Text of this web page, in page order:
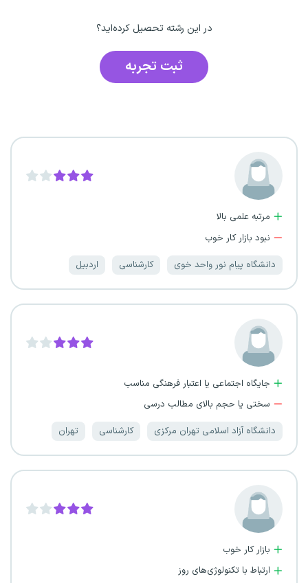
در این رشته تحصیل کرده‌اید؟
ثبت تجربه
مرتبه علمی بالا
نبود بازار کار خوب
دانشگاه پیام نور واحد خوی
کارشناسی اردبیل
جایگاه اجتماعی یا اعتبار فرهنگی مناسب
سختی یا حجم بالای مطالب درسی
دانشگاه آزاد اسلامی تهران مرکزی
کارشناسی تهران
بازار کار خوب
ارتباط با تکنولوژی‌های روز